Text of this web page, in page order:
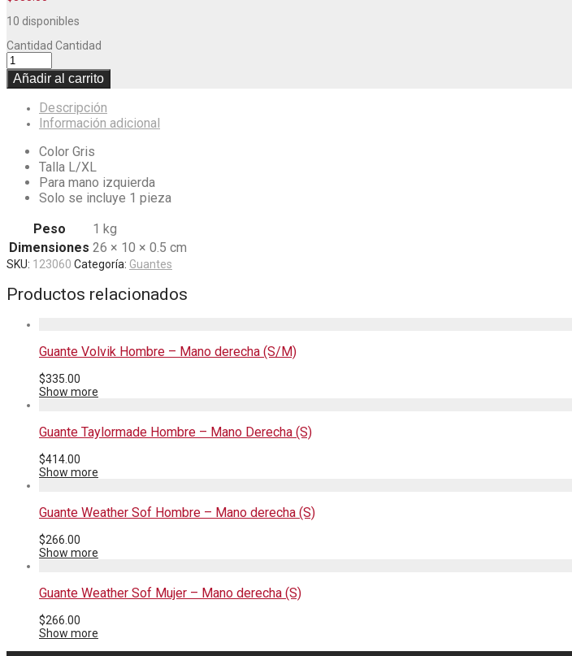
10 disponibles
Cantidad Cantidad
Añadir al carrito
Descripción
Información adicional
Color Gris
Talla L/XL
Para mano izquierda
Solo se incluye 1 pieza
Peso
1 kg
Dimensiones 26 × 10 × 0.5 cm
SKU: 123060 Categoría: Guantes
Productos relacionados
Guante Volvik Hombre – Mano derecha (S/M)
$335.00
Show more
Guante Taylormade Hombre – Mano Derecha (S)
$414.00
Show more
Guante Weather Sof Hombre – Mano derecha (S)
$266.00
Show more
Guante Weather Sof Mujer – Mano derecha (S)
$266.00
Show more